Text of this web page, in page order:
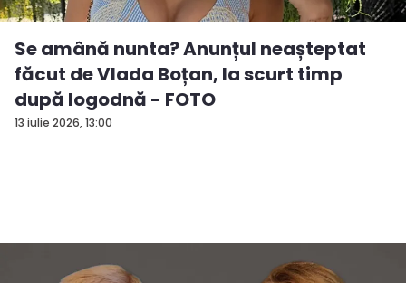
13 iulie 2026, 13:00
Se amână nunta? Anunțul neașteptat
făcut de Vlada Boțan, la scurt timp
după logodnă - FOTO